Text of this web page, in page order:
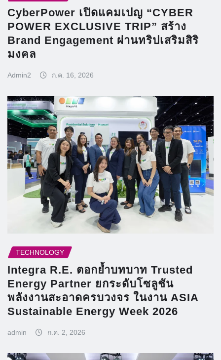
CyberPower เปิดแคมเปญ “CYBER
POWER EXCLUSIVE TRIP” สร้าง
Brand Engagement ผ่านทริปเสริมสิริ
มงคล
Admin2 ก.ค. 16, 2026
TECHNOLOGY
Integra R.E. ตอกย้ำบทบาท Trusted
Energy Partner ยกระดับโซลูชัน
พลังงานสะอาดครบวงจร ในงาน ASIA
Sustainable Energy Week 2026
admin ก.ค. 2, 2026